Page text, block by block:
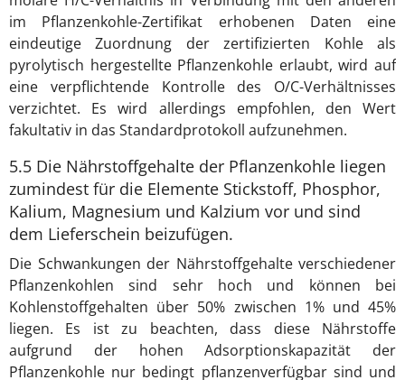
im Pflanzenkohle-Zertifikat erhobenen Daten eine
eindeutige Zuordnung der zertifizierten Kohle als
pyrolytisch hergestellte Pflanzenkohle erlaubt, wird auf
eine verpflichtende Kontrolle des O/C-Verhältnisses
verzichtet. Es wird allerdings empfohlen, den Wert
fakultativ in das Standardprotokoll aufzunehmen.
5.5 Die Nährstoffgehalte der Pflanzenkohle liegen
zumindest für die Elemente Stickstoff, Phosphor,
Kalium, Magnesium und Kalzium vor und sind
dem Lieferschein beizufügen.
Die Schwankungen der Nährstoffgehalte verschiedener
Pflanzenkohlen sind sehr hoch und können bei
Kohlenstoffgehalten über 50% zwischen 1% und 45%
liegen. Es ist zu beachten, dass diese Nährstoffe
aufgrund der hohen Adsorptionskapazität der
Pflanzenkohle nur bedingt pflanzenverfügbar sind und